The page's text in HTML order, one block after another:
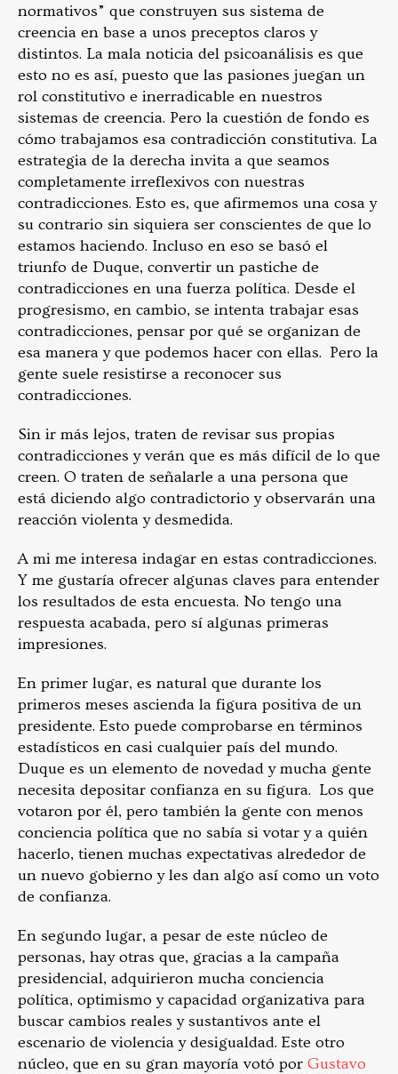
normativos” que construyen sus sistema de
creencia en base a unos preceptos claros y
distintos. La mala noticia del psicoanálisis es que
esto no es así, puesto que las pasiones juegan un
rol constitutivo e inerradicable en nuestros
sistemas de creencia. Pero la cuestión de fondo es
cómo trabajamos esa contradicción constitutiva. La
estrategia de la derecha invita a que seamos
completamente irreflexivos con nuestras
contradicciones. Esto es, que afirmemos una cosa y
su contrario sin siquiera ser conscientes de que lo
estamos haciendo. Incluso en eso se basó el
triunfo de Duque, convertir un pastiche de
contradicciones en una fuerza política. Desde el
progresismo, en cambio, se intenta trabajar esas
contradicciones, pensar por qué se organizan de
esa manera y que podemos hacer con ellas. Pero la
gente suele resistirse a reconocer sus
contradicciones.
Sin ir más lejos, traten de revisar sus propias
contradicciones y verán que es más difícil de lo que
creen. O traten de señalarle a una persona que
está diciendo algo contradictorio y observarán una
reacción violenta y desmedida.
A mi me interesa indagar en estas contradicciones.
Y me gustaría ofrecer algunas claves para entender
los resultados de esta encuesta. No tengo una
respuesta acabada, pero sí algunas primeras
impresiones.
En primer lugar, es natural que durante los
primeros meses ascienda la figura positiva de un
presidente. Esto puede comprobarse en términos
estadísticos en casi cualquier país del mundo.
Duque es un elemento de novedad y mucha gente
necesita depositar confianza en su figura. Los que
votaron por él, pero también la gente con menos
conciencia política que no sabía si votar y a quién
hacerlo, tienen muchas expectativas alrededor de
un nuevo gobierno y les dan algo así como un voto
de confianza.
En segundo lugar, a pesar de este núcleo de
personas, hay otras que, gracias a la campaña
presidencial, adquirieron mucha conciencia
política, optimismo y capacidad organizativa para
buscar cambios reales y sustantivos ante el
escenario de violencia y desigualdad. Este otro
núcleo, que en su gran mayoría votó por Gustavo